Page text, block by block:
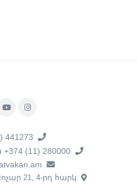
441273
(11) 280000
21, 4-րդ հարկ